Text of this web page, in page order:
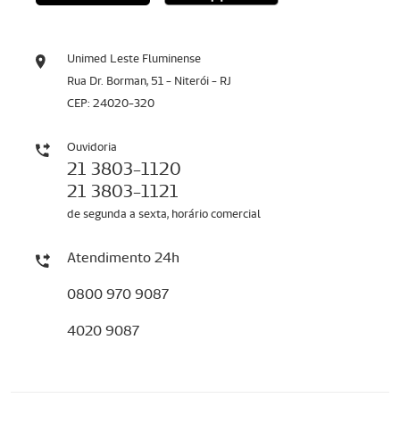
Unimed Leste Fluminense
Rua Dr. Borman, 51 - Niterói - RJ
CEP: 24020-320
Ouvidoria
21 3803-1120
21 3803-1121
de segunda a sexta, horário comercial
Atendimento 24h
0800 970 9087
4020 9087